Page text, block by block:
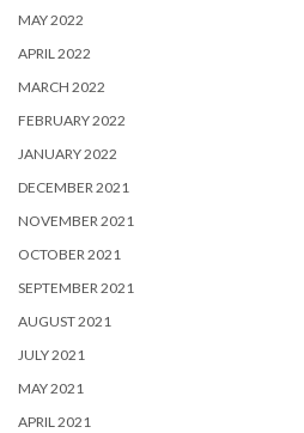
MAY 2022
APRIL 2022
MARCH 2022
FEBRUARY 2022
JANUARY 2022
DECEMBER 2021
NOVEMBER 2021
OCTOBER 2021
SEPTEMBER 2021
AUGUST 2021
JULY 2021
MAY 2021
APRIL 2021